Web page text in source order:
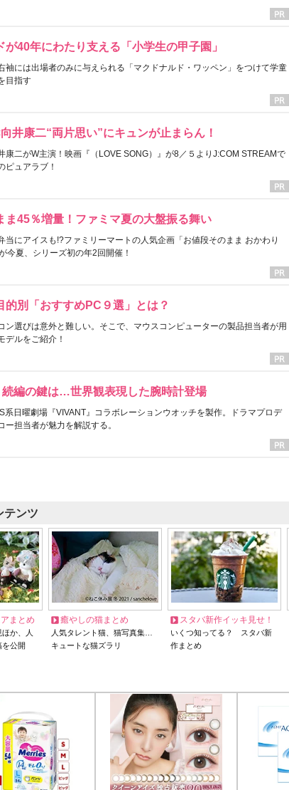
が40年にわたり支える「小学生の甲子園」
袖には出場者のみに与えられる「マクドナルド・ワッペン」をつけて学童
目指す
井康二“両片思い”にキュンが止まらん！
康二がW主演！映画『（LOVE SONG）』が8／５よりJ:COM STREAMで
ピュアラブ！
ま45％増量！ファミマ夏の大盤振る舞い
当にアイスも!?ファミリーマートの人気企画「お値段そのまま おかわり
今夏、シリーズ初の年2回開催！
的別「おすすめPC９選」とは？
ン選びは意外と難しい。そこで、マウスコンピューターの製品担当者が用
デルをご紹介！
続編の鍵は…世界観表現した腕時計登場
系日曜劇場『VIVANT』コラボレーションウオッチを製作。ドラマプロデ
ー担当者が魅力を解説する。
テンツ
まとめ
ほか、人
を公開
癒やしの猫まとめ
人気タレント猫、猫写真集…
キュートな猫ズラリ
スタバ新作イッキ見せ！
いくつ知ってる？ スタバ新
作まとめ